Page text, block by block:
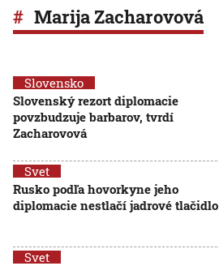
Marija Zacharovová
Slovensko
Slovenský rezort diplomacie
povzbudzuje barbarov, tvrdí
Zacharovová
Svet
Rusko podľa hovorkyne jeho
diplomacie nestlačí jadrové tlačidlo
Svet